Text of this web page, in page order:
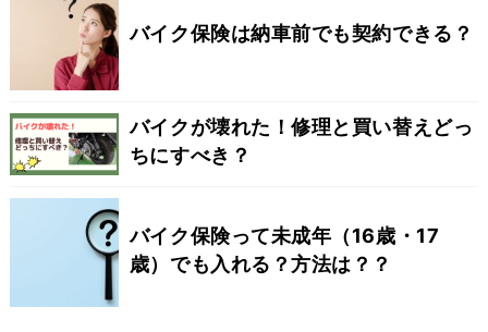
バイク保険は納車前でも契約できる？
バイクが壊れた！修理と買い替えどっ
ちにすべき？
バイク保険って未成年（16歳・17
歳）でも入れる？方法は？？